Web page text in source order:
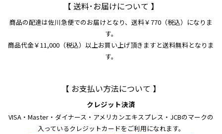
【 送料･お届けについて 】
商品の配達は佐川急便でのお届けとなり、送料￥770（税込）になりま
す。
商品代金￥11,000（税込）以上お買い上げ頂きますと送料無料となりま
す。
【 お支払い方法について 】
クレジット決済
VISA・Master・ダイナース・アメリカンエキスプレス・JCBのマークの
入っているクレジットカードをご利用になれます。